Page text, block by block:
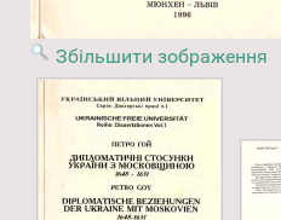
Збільшити зображення